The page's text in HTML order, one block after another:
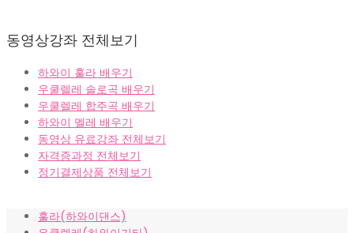
동영상강좌 전체보기
하와이 훌라 배우기
우쿨렐레 솔로곡 배우기
우쿨렐레 합주곡 배우기
하와이 멜레 배우기
동영상 유료강좌 전체보기